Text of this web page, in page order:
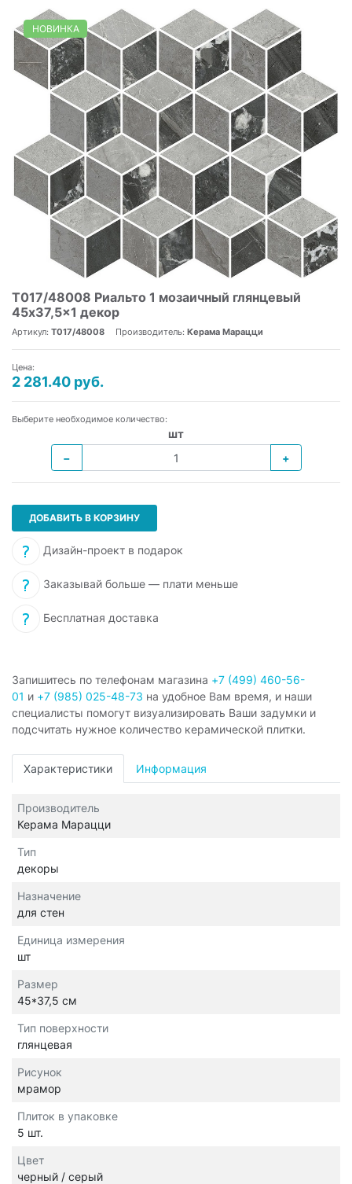
НОВИНКА
T017/48008 Риальто 1 мозаичный глянцевый
45x37,5x1 декор
Артикул: T017/48008 Производитель: Керама Марацци
Цена:
2 281.40 руб.
Выберите необходимое количество:
шт
−
+
ДОБАВИТЬ В КОРЗИНУ
Дизайн-проект в подарок
Заказывай больше — плати меньше
Бесплатная доставка
Запишитесь по телефонам магазина +7 (499) 460-56-
01 и +7 (985) 025-48-73 на удобное Вам время, и наши
специалисты помогут визуализировать Ваши задумки и
подсчитать нужное количество керамической плитки.
Характеристики Информация
Производитель
Керама Марацци
Тип
декоры
Назначение
для стен
Единица измерения
шт
Размер
45*37,5 см
Тип поверхности
глянцевая
Рисунок
мрамор
Плиток в упаковке
5 шт.
Цвет
черный / серый